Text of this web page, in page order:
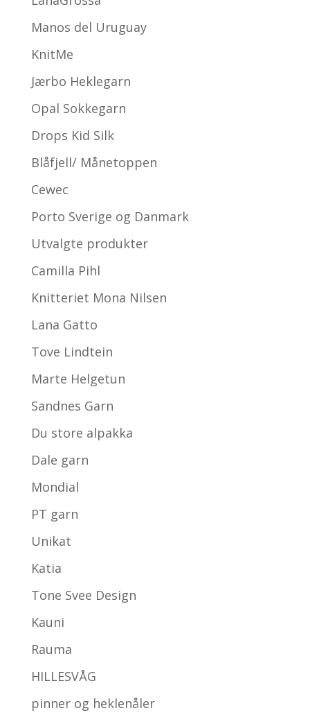
Manos del Uruguay
KnitMe
Jærbo Heklegarn
Opal Sokkegarn
Drops Kid Silk
Blåfjell/ Månetoppen
Cewec
Porto Sverige og Danmark
Utvalgte produkter
Camilla Pihl
Knitteriet Mona Nilsen
Lana Gatto
Tove Lindtein
Marte Helgetun
Sandnes Garn
Du store alpakka
Dale garn
Mondial
PT garn
Unikat
Katia
Tone Svee Design
Kauni
Rauma
HILLESVÅG
pinner og heklenåler